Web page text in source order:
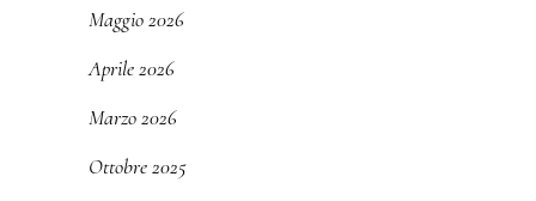
Maggio 2026
Aprile 2026
Marzo 2026
Ottobre 2025